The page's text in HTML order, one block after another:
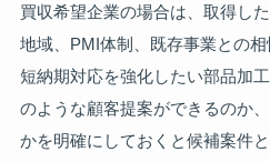
買収希望企業の場合は、取得し
地域、PMI体制、既存事業との
短納期対応を強化したい部品加
のような顧客提案ができるのか
かを明確にしておくと候補案件